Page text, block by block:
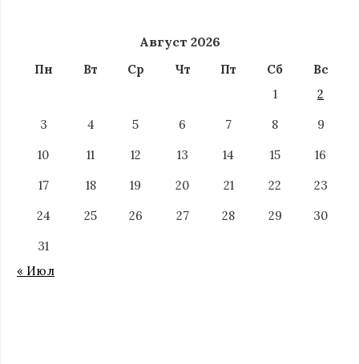
Август 2026
Пн Вт Ср Чт Пт Сб
Вс
1
2
3
4 5 6 7 8
9
10
11 12 13 14 15
16
17
18 19 20 21 22
23
24
25 26 27 28 29
30
31
« Июл